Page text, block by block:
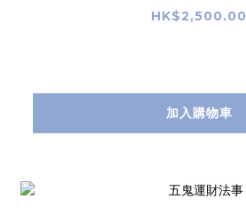
HK$2,500.00
加入購物車